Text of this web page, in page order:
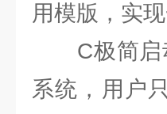
用模版，实
C极简启动
系统，用户